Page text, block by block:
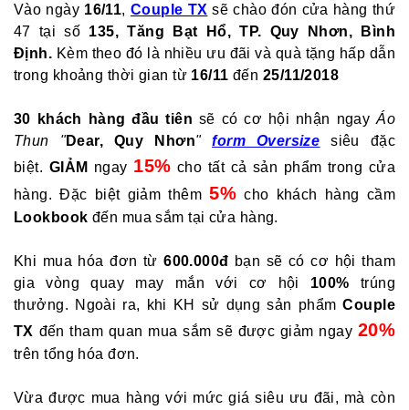
Vào ngày 16/11, Couple TX sẽ chào đón cửa hàng thứ
47 tại số 135, Tăng Bạt Hổ, TP. Quy Nhơn, Bình
Định. Kèm theo đó là nhiều ưu đãi và quà tặng hấp dẫn
trong khoảng thời gian từ 16/11 đến 25/11/2018
30 khách hàng đầu tiên sẽ có cơ hội nhận ngayÁo
Thun "Dear, Quy Nhơn"form Oversize siêu đặc
biệt. GIẢM ngay 15% cho tất cả sản phẩm trong cửa
hàng. Đặc biệt giảm thêm5% cho khách hàng cầm
Lookbook đến mua sắm tại cửa hàng.
Khi mua hóa đơn từ600.000đ bạn sẽ có cơ hội tham
gia vòng quay may mắn với cơ hội 100% trúng
thưởng. Ngoài ra, khi KH sử dụng sản phẩmCouple
TX đến tham quan mua sắm sẽ được giảm ngay 20%
trên tổng hóa đơn.
Vừa được mua hàng với mức giá siêu ưu đãi, mà còn